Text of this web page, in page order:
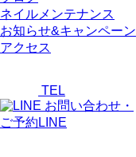
ネイルメンテナンス
お知らせ&キャンペーン
アクセス
TEL
お問い合わせ・
ご予約LINE